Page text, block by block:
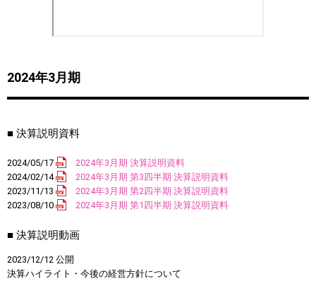
2024年3月期
■ 決算説明資料
2024/05/17
2024年3月期 決算説明資料
2024/02/14
2024年3月期 第3四半期 決算説明資料
2023/11/13
2024年3月期 第2四半期 決算説明資料
2023/08/10
2024年3月期 第1四半期 決算説明資料
■ 決算説明動画
2023/12/12 公開
決算ハイライト・今後の経営方針について